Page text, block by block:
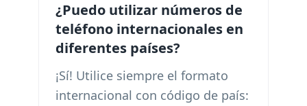
¿Puedo utilizar números de
teléfono internacionales en
diferentes países?
¡Sí! Utilice siempre el formato
internacional con código de país: